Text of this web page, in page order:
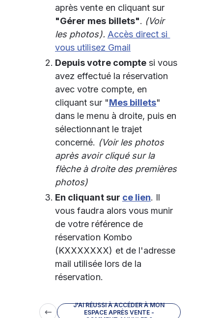
après vente en cliquant sur
"Gérer mes billets". (Voir
les photos). Accès direct si
vous utilisez Gmail
Depuis votre compte si vous
avez effectué la réservation
avec votre compte, en
cliquant sur "Mes billets"
dans le menu à droite, puis en
sélectionnant le trajet
concerné. (Voir les photos
après avoir cliqué sur la
flèche à droite des premières
photos)
En cliquant sur ce lien. Il
vous faudra alors vous munir
de votre référence de
réservation Kombo
(KXXXXXXX) et de l'adresse
mail utilisée lors de la
réservation.
J'AI RÉUSSI À ACCÉDER À MON
ESPACE APRÈS VENTE -